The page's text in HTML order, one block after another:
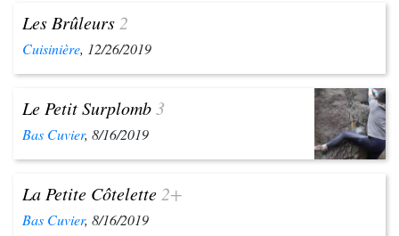
Les Brûleurs 2
Cuisinière, 12/26/2019
Le Petit Surplomb3
Bas Cuvier, 8/16/2019
La Petite Côtelette 2+
Bas Cuvier, 8/16/2019